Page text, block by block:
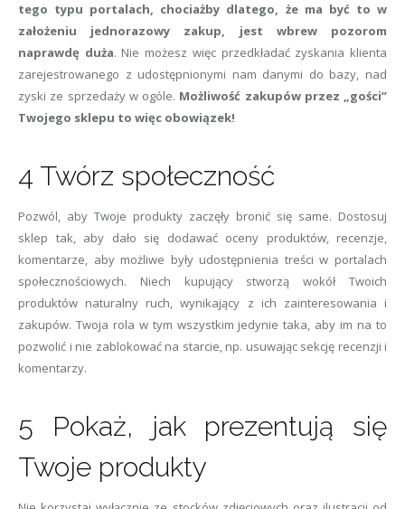
tego typu portalach, chociażby dlatego, że ma być to w
założeniu jednorazowy zakup, jest wbrew pozorom
naprawdę duża. Nie możesz więc przedkładać zyskania klienta
zarejestrowanego z udostępnionymi nam danymi do bazy, nad
zyski ze sprzedaży w ogóle. Możliwość zakupów przez „gości”
Twojego sklepu to więc obowiązek!
4 Twórz społeczność
Pozwól, aby Twoje produkty zaczęły bronić się same. Dostosuj
sklep tak, aby dało się dodawać oceny produktów, recenzje,
komentarze, aby możliwe były udostępnienia treści w portalach
społecznościowych. Niech kupujący stworzą wokół Twoich
produktów naturalny ruch, wynikający z ich zainteresowania i
zakupów. Twoja rola w tym wszystkim jedynie taka, aby im na to
pozwolić i nie zablokować na starcie, np. usuwając sekcję recenzji i
komentarzy.
5 Pokaż, jak prezentują się
Twoje produkty